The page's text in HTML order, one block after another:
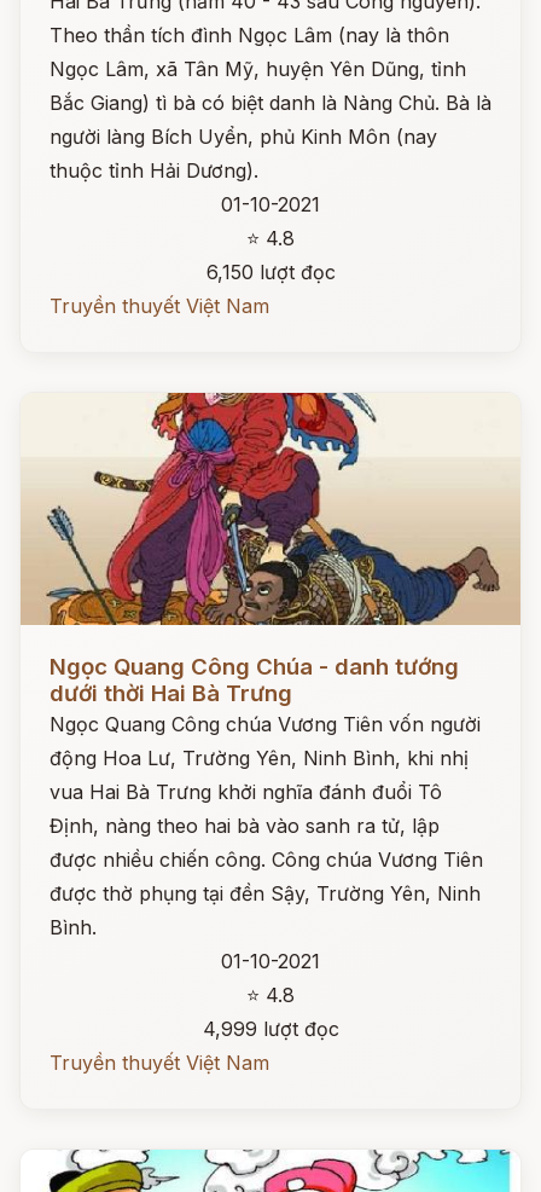
Theo thần tích đình Ngọc Lâm (nay là thôn
Ngọc Lâm, xã Tân Mỹ, huyện Yên Dũng, tỉnh
Bắc Giang) tì bà có biệt danh là Nàng Chủ. Bà là
người làng Bích Uyển, phủ Kinh Môn (nay
thuộc tỉnh Hải Dương).
01-10-2021
⭐ 4.8
6,150 lượt đọc
Truyền thuyết Việt Nam
Ngọc Quang Công Chúa - danh tướng
dưới thời Hai Bà Trưng
Ngọc Quang Công chúa Vương Tiên vốn người
động Hoa Lư, Trường Yên, Ninh Bình, khi nhị
vua Hai Bà Trưng khởi nghĩa đánh đuổi Tô
Định, nàng theo hai bà vào sanh ra tử, lập
được nhiều chiến công. Công chúa Vương Tiên
được thờ phụng tại đền Sậy, Trường Yên, Ninh
Bình.
01-10-2021
⭐ 4.8
4,999 lượt đọc
Truyền thuyết Việt Nam